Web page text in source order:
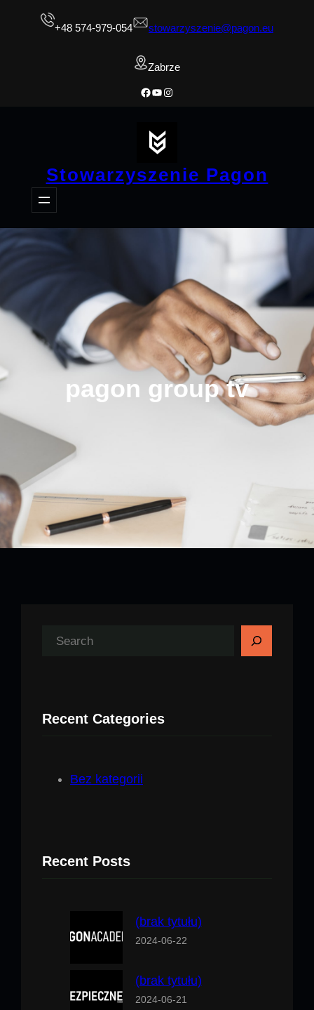
+48 574-979-054 stowarzyszenie@pagon.eu
Zabrze
Facebook
YouTube
Instagram
Stowarzyszenie Pagon
pagon group tv
a
Recent Categories
Bez kategorii
Recent Posts
(brak tytułu)
2024-06-22
(brak tytułu)
2024-06-21